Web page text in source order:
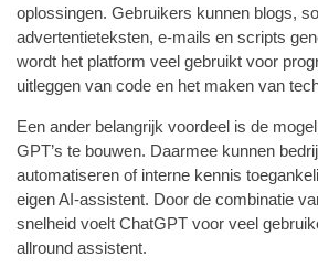
oplossingen. Gebruikers kunnen blogs,
advertentieteksten, e-mails en scripts
wordt het platform veel gebruikt voor
uitleggen van code en het maken van
Een ander belangrijk voordeel is de
GPT’s te bouwen. Daarmee kunnen
automatiseren of interne kennis
eigen AI-assistent. Door de combinatie
snelheid voelt ChatGPT voor veel
allround assistent.